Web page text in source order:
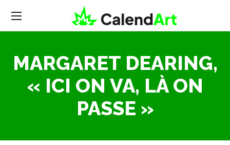
MARGARET DEARING,
« ICI ON VA, LÀ ON
PASSE »